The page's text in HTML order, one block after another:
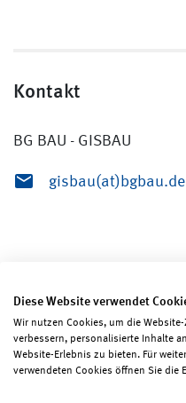
Kontakt
BG BAU - GISBAU
gisbau(at)bgbau.de
Seite teilen
Diese Website verwendet
Wir nutzen Cookies, um die
verbessern, personalisierte Inhalte
Website-Erlebnis zu bieten. Für
verwendeten Cookies öffnen Sie die